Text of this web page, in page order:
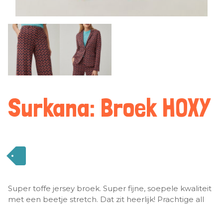
Surkana: Broek HOXY
Super toffe jersey broek. Super fijne, soepele kwaliteit
met een beetje stretch. Dat zit heerlijk! Prachtige all